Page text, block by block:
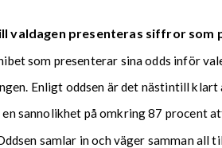
valdagen presenteras siffror
som presenterar sina odds inför
Enligt oddsen är det nästintill
sannolikhet på omkring 87 procent
samlar in och väger samman